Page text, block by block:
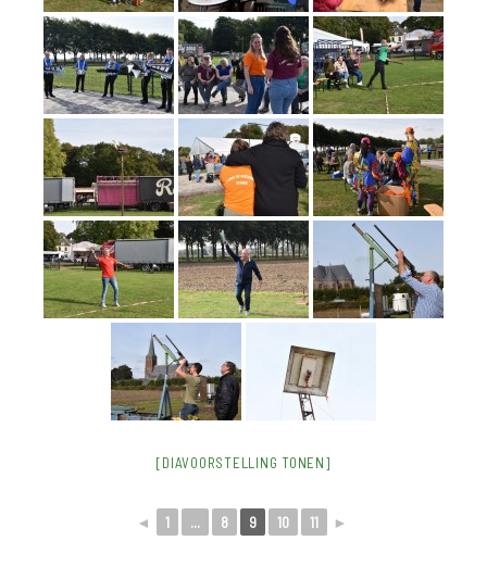
[DIAVOORSTELLING TONEN]
◄ 1 ... 8 9 10 11 ►